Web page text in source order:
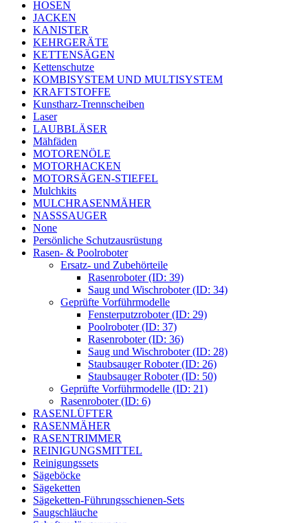
HOSEN
JACKEN
KANISTER
KEHRGERÄTE
KETTENSÄGEN
Kettenschutze
KOMBISYSTEM UND MULTISYSTEM
KRAFTSTOFFE
Kunstharz-Trennscheiben
Laser
LAUBBLÄSER
Mähfäden
MOTORENÖLE
MOTORHACKEN
MOTORSÄGEN-STIEFEL
Mulchkits
MULCHRASENMÄHER
NASSSAUGER
None
Persönliche Schutzausrüstung
Rasen- & Poolroboter
Ersatz- und Zubehörteile
Rasenroboter (ID: 39)
Saug und Wischroboter (ID: 34)
Geprüfte Vorführmodelle
Fensterputzroboter (ID: 29)
Poolroboter (ID: 37)
Rasenroboter (ID: 36)
Saug und Wischroboter (ID: 28)
Staubsauger Roboter (ID: 26)
Staubsauger Roboter (ID: 50)
Geprüfte Vorführmodelle (ID: 21)
Rasenroboter (ID: 6)
RASENLÜFTER
RASENMÄHER
RASENTRIMMER
REINIGUNGSMITTEL
Reinigungssets
Sägeböcke
Sägeketten
Sägeketten-Führungsschienen-Sets
Saugschläuche